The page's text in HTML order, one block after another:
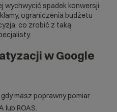
wychwycić spadek konwersji,
ograniczenia budżetu
co zrobić z taką
w Google
gdy masz poprawny pomiar
lub ROAS.